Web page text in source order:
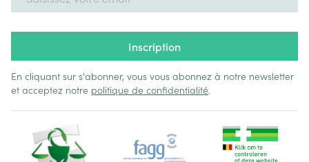
Inscription
En cliquant sur s'abonner, vous vous abonnez à notre newsletter
et acceptez notre politique de confidentialité.